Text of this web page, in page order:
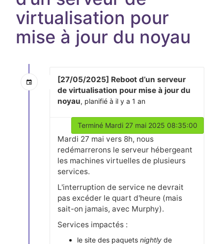
virtualisation pour
mise à jour du noyau
[27/05/2025] Reboot d’un serveur
de virtualisation pour mise à jour du
noyau, planifié à il y a 1 an
Terminé Mardi 27 mai 2025 08:35:00
Mardi 27 mai vers 8h, nous
redémarrerons le serveur hébergeant
les machines virtuelles de plusieurs
services.
L'interruption de service ne devrait
pas excéder le quart d'heure (mais
sait-on jamais, avec Murphy).
Services impactés :
le site des paquets nightlyde